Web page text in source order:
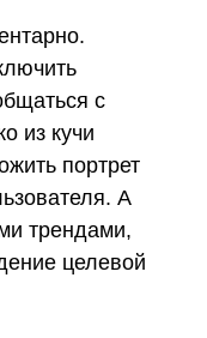
с
из кучи
портрет
А
трендами,
целевой